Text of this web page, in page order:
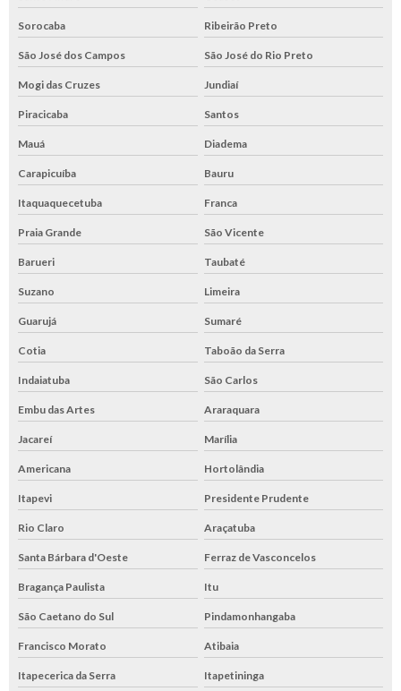
Sorocaba Ribeirão Preto
São José dos Campos São José do Rio Preto
Mogi das Cruzes Jundiaí
Piracicaba Santos
Mauá Diadema
Carapicuíba Bauru
Itaquaquecetuba Franca
Praia Grande São Vicente
Barueri Taubaté
Suzano Limeira
Guarujá Sumaré
Cotia Taboão da Serra
Indaiatuba São Carlos
Embu das Artes Araraquara
Jacareí Marília
Americana Hortolândia
Itapevi Presidente Prudente
Rio Claro Araçatuba
Santa Bárbara d'Oeste Ferraz de Vasconcelos
Bragança Paulista Itu
São Caetano do Sul Pindamonhangaba
Francisco Morato Atibaia
Itapecerica da Serra Itapetininga